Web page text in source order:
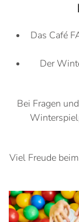
Das Café
Der
Bei Fragen
Viel Freude